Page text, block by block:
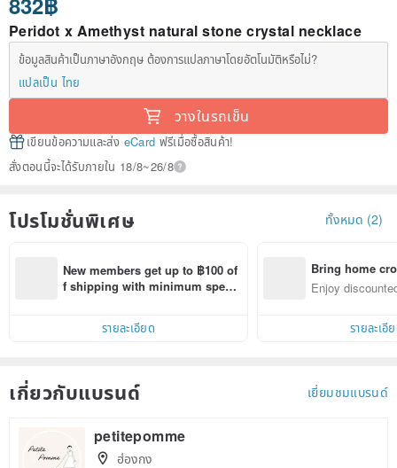
Peridot x Amethyst natural stone crystal necklace
ข้อมูลสินค้าเป็นภาษาอังกฤษ ต้องการแปลภาษาโดยอัตโนมัติหรือไม่?
แปลเป็น ไทย
วางในรถเข็น
เขียนข้อความและส่ง eCard ฟรีเมื่อซื้อสินค้า!
สั่งตอนนี้จะได้รับภายใน 18/8~26/8
โปรโมชั่นพิเศษ ทั้งหมด (2)
New members get up to ฿100 of
f shipping with minimum spen
รายละเอียด
Bring home
n with ease
Enjoy
รายละเอี
เกี่ยวกับแบรนด์ เยี่ยมชมแบรนด์
petitepomme
ฮ่องกง